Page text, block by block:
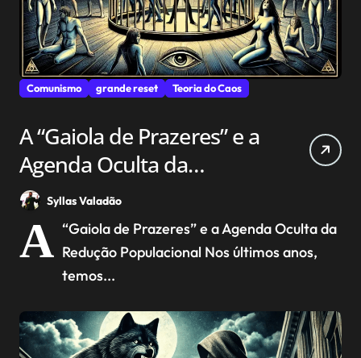
Comunismo grande reset Teoria do Caos
A “Gaiola de Prazeres” e a
Agenda Oculta da
Redução Populacional
Syllas Valadão
A “Gaiola de Prazeres” e a Agenda Oculta da
Redução Populacional Nos últimos anos,
temos...